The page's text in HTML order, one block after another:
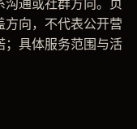
通或社群方向。页
方向，不代表公开营
；具体服务范围与活